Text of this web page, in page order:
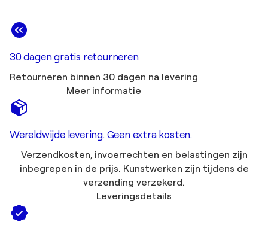
30 dagen gratis retourneren
Retourneren binnen 30 dagen na levering
Meer informatie
Wereldwijde levering. Geen extra kosten.
Verzendkosten, invoerrechten en belastingen zijn
inbegrepen in de prijs. Kunstwerken zijn tijdens de
verzending verzekerd.
Leveringsdetails